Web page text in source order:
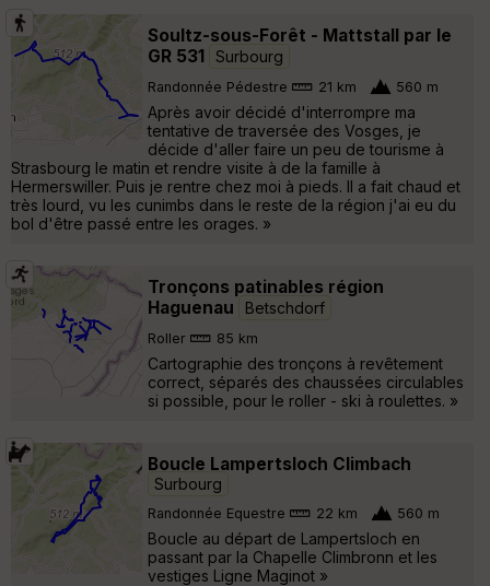
Soultz-sous-Forêt - Mattstall par le
GR 531
Surbourg
Randonnée Pédestre 21 km 560 m
Après avoir décidé d'interrompre ma
tentative de traversée des Vosges, je
décide d'aller faire un peu de tourisme à
Strasbourg le matin et rendre visite à de la famille à
Hermerswiller. Puis je rentre chez moi à pieds. Il a fait chaud et
très lourd, vu les cunimbs dans le reste de la région j'ai eu du
bol d'être passé entre les orages. »
Tronçons patinables région
Haguenau
Betschdorf
Roller 85 km
Cartographie des tronçons à revêtement
correct, séparés des chaussées circulables
si possible, pour le roller - ski à roulettes. »
Boucle Lampertsloch Climbach
Surbourg
Randonnée Equestre 22 km 560 m
Boucle au départ de Lampertsloch en
passant par la Chapelle Climbronn et les
vestiges Ligne Maginot »